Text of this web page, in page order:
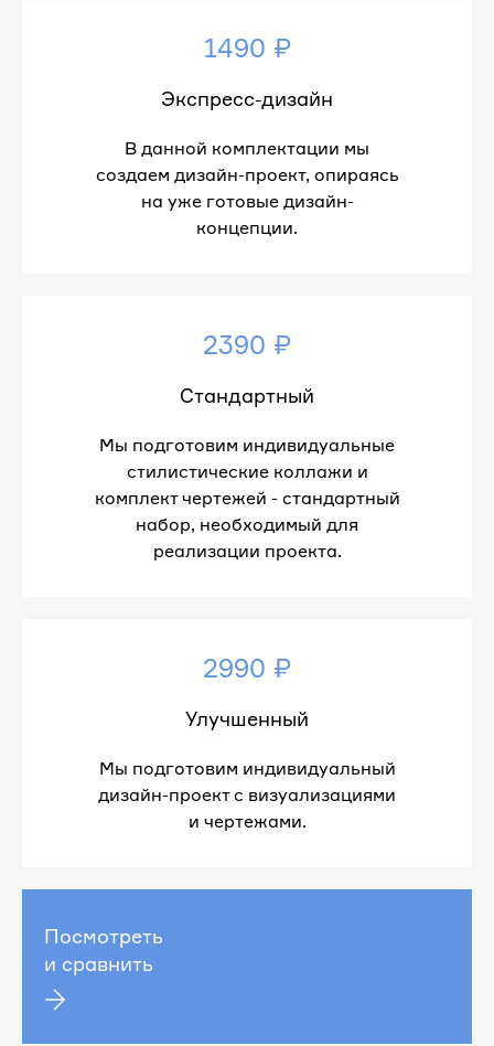
1490 ₽
Экспресс-дизайн
В данной комплектации мы
создаем дизайн-проект, опираясь
на уже готовые дизайн-
концепции.
2390 ₽
Стандартный
Мы подготовим индивидуальные
стилистические коллажи и
комплект чертежей - стандартный
набор, необходимый для
реализации проекта.
2990 ₽
Улучшенный
Мы подготовим индивидуальный
дизайн-проект с визуализациями
и чертежами.
Посмотреть
и сравнить